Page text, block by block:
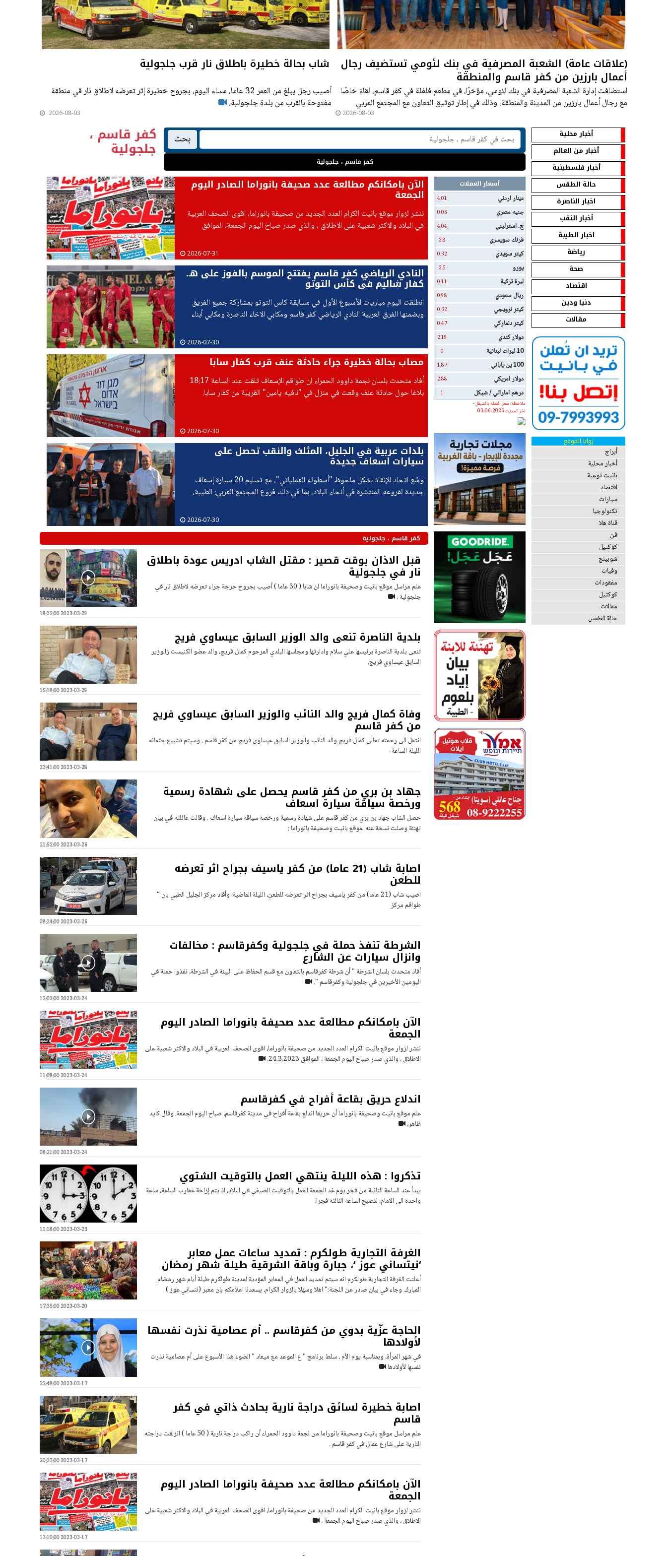
(علاقات عامة) الشعبة المصرفية في بنك لئومي تستضيف رجال
أعمال بارزين من كفر قاسم والمنطقة
استضافت إدارة الشعبة المصرفية في بنك لئومي، مؤخرًا، في مطعم فلفلة في كفر قاسم، لقاءً خاصًا
مع رجال أعمال بارزين من المدينة والمنطقة، وذلك في إطار توثيق التعاون مع المجتمع العربي
2026-08-03
شاب بحالة خطيرة باطلاق نار قرب جلجولية
أُصيب رجل يبلغ من العمر 32 عاما، مساء اليوم، بجروح خطيرة إثر تعرضه لاطلاق نار في منطقة
مفتوحة بالقرب من بلدة جلجولية.
2026-08-03
أخبار محلية
أخبار من العالم
أخبار فلسطينية
حالة الطقس
اخبار الناصرة
أخبار النقب
اخبار الطيبة
رياضة
صحة
اقتصاد
دنيا ودين
مقالات
زوايا الموقع
أبراج
أخبار محلية
بانيت توعية
اقتصاد
سيارات
تكنولوجيا
قناة هلا
فن
كوكتيل
شوبينج
وفيات
مفقودات
كوكتيل
مقالات
حالة الطقس
بحث
كفر قاسم ، جلجولية
كفر قاسم ،
جلجولية
أسعار العملات
دينار اردني
4.01
جنيه مصري 0.05
ج. استرليني 4.04
فرنك سويسري 3.8
كيتر سويدي 0.32
يورو 3.5
ليرة تركية 0.11
ريال سعودي 0.98
كيتر نرويجي 0.32
كيتر دنماركي 0.47
دولار كندي 2.19
10 ليرات لبنانية 0
100 ين ياباني 1.87
دولار امريكي 2.88
درهم اماراتي / شيكل
1
ملاحظة: سعر العملة بالشيقل -
اخر تحديث 2026-06-03
الآن بامكانكم مطالعة عدد صحيفة بانوراما الصادر اليوم
الجمعة
ننشر لزوار موقع بانيت الكرام العدد الجديد من صحيفة بانوراما، اقوى الصحف العربية
في البلاد والاكثر شعبية على الاطلاق ، والذي صدر صباح اليوم الجمعة، الموافق
2026-07-31
النادي الرياضي كفر قاسم يفتتح الموسم بالفوز على هـ.
كفار شاليم في كأس التوتو
انطلقت اليوم مباريات الأسبوع الأول في مسابقة كاس التوتو بمشاركة جميع الفريق
وبضمنها الفرق العربية النادي الرياضي كفر قاسم ومكابي الاخاء الناصرة ومكابي أبناء
2026-07-30
مصاب بحالة خطيرة جراء حادثة عنف قرب كفار سابا
أفاد متحدث بلسان نجمة داوود الحمراء ان طواقم الإسعاف تلقت عند الساعة 18:17
بلاغا حول حادثة عنف وقعت في منزل في "نافيه يامين" القريبة من كفار سابا.
2026-07-30
بلدات عربية في الجليل، المثلث والنقب تحصل على
سيارات اسعاف جديدة
وسّع اتحاد الإنقاذ بشكل ملحوظ "أسطوله العملياتي"، مع تسليم 20 سيارة إسعاف
جديدة لفروعه المنتشرة في أنحاء البلاد، بما في ذلك فروع المجتمع العربي: الطيبة،
2026-07-30
كفر قاسم ، جلجولية
قبل الاذان بوقت قصير : مقتل الشاب ادريس عودة باطلاق
نار في جلجولية
علم مراسل موقع بانيت وصحيفة بانوراما ان شابا ( 30 عاما ) أصيب بجروح حرجة جراء تعرضه لاطلاق نار في
جلجولية .
2023-03-29 18:32:00
بلدية الناصرة تنعى والد الوزير السابق عيساوي فريج
تنعى بلدية الناصرة برئيسها علي سلام وادارتها ومجلسها البلدي المرحوم كمال فريج، والد عضو الكنيست زالوزير
السابق عيساوي فريج،
2023-03-29 15:18:00
وفاة كمال فريج والد النائب والوزير السابق عيساوي فريج
من كفر قاسم
انتقل الى رحمته تعالى كمال فريج والد النائب والوزير السابق عيساوي فريج من كفر قاسم . وسيتم تشييع جثمانه
الليلة الساعة
2023-03-28 23:41:00
جهاد بن بري من كفر قاسم يحصل على شهادة رسمية
ورخصة سياقة سيارة اسعاف
حصل الشاب جهاد بن بري من كفر قاسم على شهادة رسمية ورخصة سياقة سيارة اسعاف . وقالت عائلته في بيان
تهنئة وصلت نسخة عنه لموقع بانيت وصحيفة بانوراما :
2023-03-26 21:52:00
اصابة شاب (21 عاما) من كفر ياسيف بجراح اثر تعرضه
للطعن
اصيب شاب (21 عاما) من كفر ياسيف بجراح اثر تعرضه للطعن، الليلة الماضية. وأفاد مركز الجليل الطبي بان "
طواقم مركز
2023-03-26 08:24:00
الشرطة تنفذ حملة في جلجولية وكفرقاسم : مخالفات
وانزال سيارات عن الشارع
أفاد متحدث بلسان الشرطة " أن شرطة كفرقاسم بالتعاون مع قسم الحفاظ على البيئة في الشرطة، نفذوا حملة في
اليومين الأخيرين في جلجولية وكفرقاسم ".
2023-03-24 12:03:00
الآن بامكانكم مطالعة عدد صحيفة بانوراما الصادر اليوم
الجمعة
ننشر لزوار موقع بانيت الكرام العدد الجديد من صحيفة بانوراما، اقوى الصحف العربية في البلاد والاكثر شعبية على
الاطلاق ، والذي صدر صباح اليوم الجمعة ، الموافق 24.3.2023.
2023-03-24 11:08:00
اندلاع حريق بقاعة أفراح في كفرقاسم
علم موقع بانيت وصحيفة بانوراما أن حريقا اندلع بقاعة أفراح في مدينة كفرقاسم، صباح اليوم الجمعة. وقال كايد
ظاهر،
2023-03-24 08:21:00
تذكروا : هذه الليلة ينتهي العمل بالتوقيت الشتوي
يبدأ عند الساعة الثانية من فجر يوم غد الجمعة العمل بالتوقيت الصيفي في البلاد، اذ يتم إزاحة عقارب الساعة، ساعة
واحدة الى الامام، لتصبح الساعة الثالثة فجرا.
2023-03-23 11:18:00
الغرفة التجارية طولكرم : تمديد ساعات عمل معابر
‘نيتساني عوز ‘، جبارة وباقة الشرقية طيلة شهر رمضان
أعلنت الغرفة التجارية طولكرم انه سيتم تمديد العمل في المعابر المؤدية لمدينة طولكرم طيلة أيام شهر رمضام
المبارك. وجاء في بيان صادر عن اللجنة:" اهلا وسهلا بالزوار الكرام، يسعدنا اعلامكم بان معبر (نتساني عوز )
2023-03-20 17:35:00
الحاجة عزّية بدوي من كفرقاسم .. أم عصامية نذرت نفسها
لأولادها
في شهر المرأة، وبمناسبة يوم الأم ، سلط برنامج " ع الموعد مع ميعاد " الضوء هذا الأسبوع على أم عصامية نذرت
نفسها لأولادها
2023-03-17 22:48:00
اصابة خطيرة لسائق دراجة نارية بحادث ذاتي في كفر
قاسم
علم مراسل موقع بانيت وصحيفة بانوراما من نجمة داوود الحمراء أن راكب دراجة نارية ( 50 عاما ) انزلقت دراجته
النارية على شارع عمال في كفر قاسم .
2023-03-17 20:33:00
الآن بامكانكم مطالعة عدد صحيفة بانوراما الصادر اليوم
الجمعة
ننشر لزوار موقع بانيت الكرام العدد الجديد من صحيفة بانوراما، اقوى الصحف العربية في البلاد والاكثر شعبية على
الاطلاق ، والذي صدر صباح اليوم الجمعة ،
2023-03-17 13:10:00